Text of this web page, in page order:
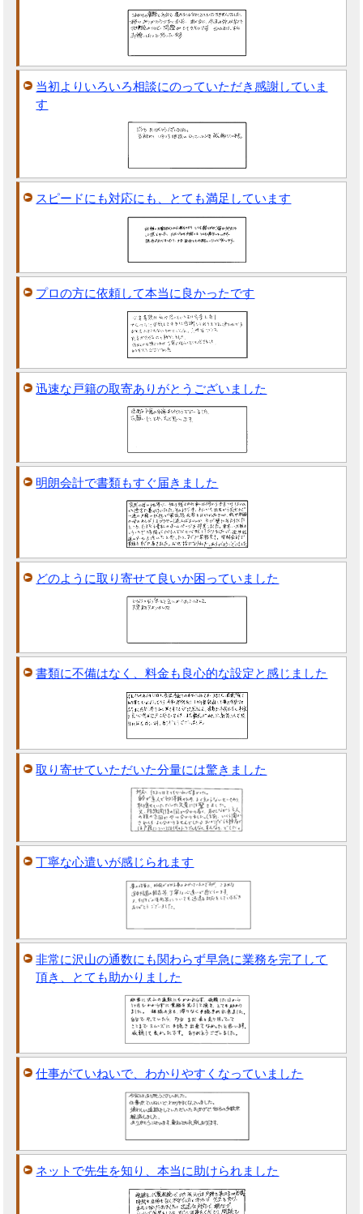
当初よりいろいろ相談にのっていただき感謝していま
す
スピードにも対応にも、とても満足しています
プロの方に依頼して本当に良かったです
迅速な戸籍の取寄ありがとうございました
明朗会計で書類もすぐ届きました
どのように取り寄せて良いか困っていました
書類に不備はなく、料金も良心的な設定と感じました
取り寄せていただいた分量には驚きました
丁寧な心遣いが感じられます
非常に沢山の通数にも関わらず早急に業務を完了して
頂き、とても助かりました
仕事がていねいで、わかりやすくなっていました
ネットで先生を知り、本当に助けられました